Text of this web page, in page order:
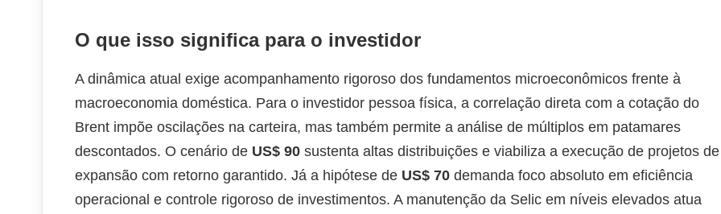
O que isso significa para o investidor
A dinâmica atual exige acompanhamento rigoroso dos fundamentos microeconômicos frente à
macroeconomia doméstica. Para o investidor pessoa física, a correlação direta com a cotação do
Brent impõe oscilações na carteira, mas também permite a análise de múltiplos em patamares
descontados. O cenário de US$ 90 sustenta altas distribuições e viabiliza a execução de projetos de
expansão com retorno garantido. Já a hipótese de US$ 70 demanda foco absoluto em eficiência
operacional e controle rigoroso de investimentos. A manutenção da Selic em níveis elevados atua